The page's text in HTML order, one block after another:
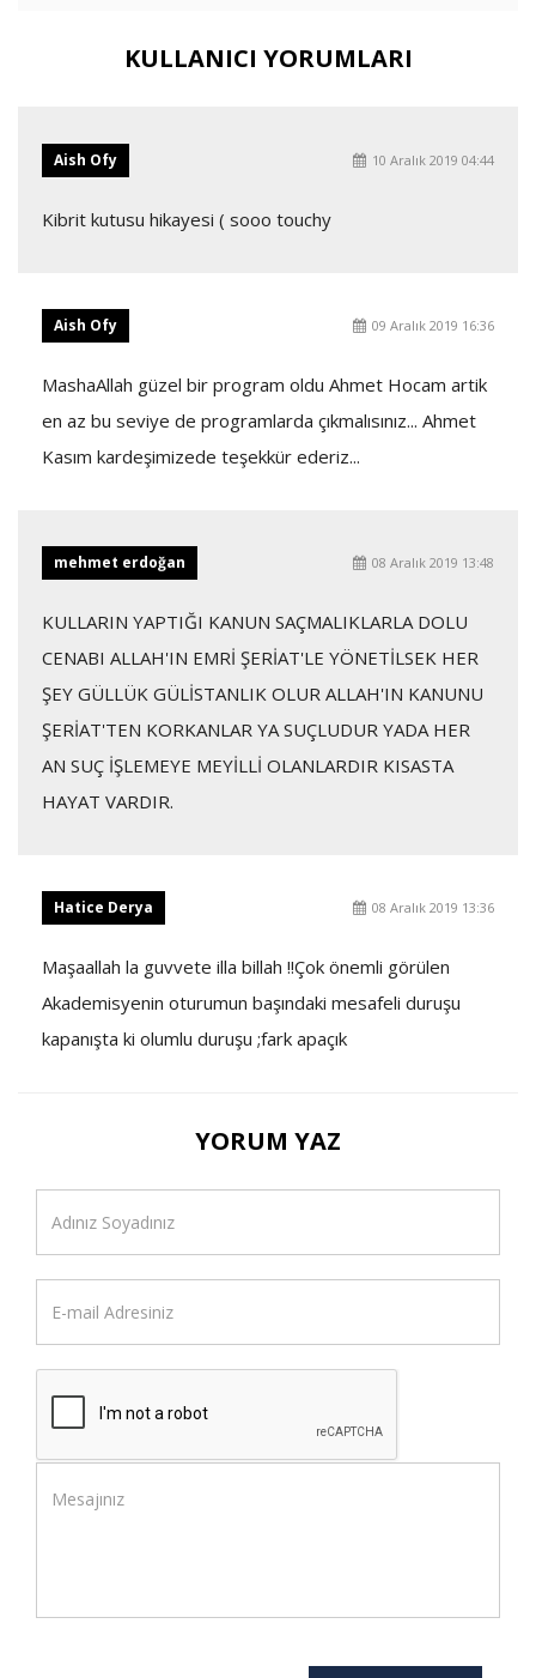
KULLANICI YORUMLARI
Aish Ofy 10 Aralık 2019 04:44
Kibrit kutusu hikayesi ( sooo touchy
Aish Ofy 09 Aralık 2019 16:36
MashaAllah güzel bir program oldu Ahmet Hocam artik
en az bu seviye de programlarda çıkmalısınız... Ahmet
Kasım kardeşimizede teşekkür ederiz...
mehmet erdoğan 08 Aralık 2019 13:48
KULLARIN YAPTIĞI KANUN SAÇMALIKLARLA DOLU
CENABI ALLAH'IN EMRİ ŞERİAT'LE YÖNETİLSEK HER
ŞEY GÜLLÜK GÜLİSTANLIK OLUR ALLAH'IN KANUNU
ŞERİAT'TEN KORKANLAR YA SUÇLUDUR YADA HER
AN SUÇ İŞLEMEYE MEYİLLİ OLANLARDIR KISASTA
HAYAT VARDIR.
Hatice Derya 08 Aralık 2019 13:36
Maşaallah la guvvete illa billah !!Çok önemli görülen
Akademisyenin oturumun başındaki mesafeli duruşu
kapanışta ki olumlu duruşu ;fark apaçık
YORUM YAZ